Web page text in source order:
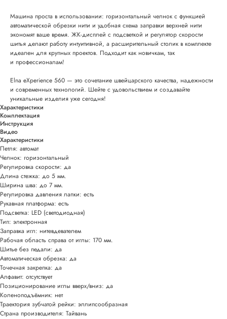
Машина проста в использовании: горизонтальный челнок с функцией
автоматической обрезки нити и удобная схема заправки верхней нити
экономят ваше время. ЖК-дисплей с подсветкой и регулятор скорости
шитья делают работу интуитивной, а расширительный столик в комплекте
идеален для крупных проектов. Подходит как новичкам, так
и профессионалам!
Elna eXperience 560 — это сочетание швейцарского качества, надежности
и современных технологий. Шейте с удовольствием и создавайте
уникальные изделия уже сегодня!
Характеристики
Комплектация
Инструкция
Видео
Характеристики
Петля: автомат
Челнок: горизонтальный
Регулировка скорости: да
Длина стежка: до 5 мм.
Ширина шва: до 7 мм.
Регулировка давления лапки: есть
Рукавная платформа: есть
Подсветка: LED (светодиодная)
Тип: электронная
Заправка игл: нитевдевателем
Рабочая область справа от иглы: 170 мм.
Шитье без педали: да
Автоматическая обрезка: да
Точечная закрепка: да
Алфавит: отсутствует
Позиционирование иглы вверх/вниз: да
Коленоподъёмник: нет
Траектория зубчатой рейки: эллипсообразная
Страна производителя: Тайвань